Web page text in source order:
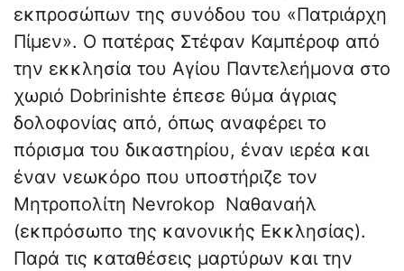
εκπροσώπων της συνόδου του «Πατριάρχη
Πίμεν». Ο πατέρας Στέφαν Καμπέροφ από
την εκκλησία του Αγίου Παντελεήμονα στο
χωριό Dobrinishte έπεσε θύμα άγριας
δολοφονίας από, όπως αναφέρει το
πόρισμα του δικαστηρίου, έναν ιερέα και
έναν νεωκόρο που υποστήριζε τον
Μητροπολίτη Nevrokop Ναθαναήλ
(εκπρόσωπο της κανονικής Εκκλησίας).
Παρά τις καταθέσεις μαρτύρων και την